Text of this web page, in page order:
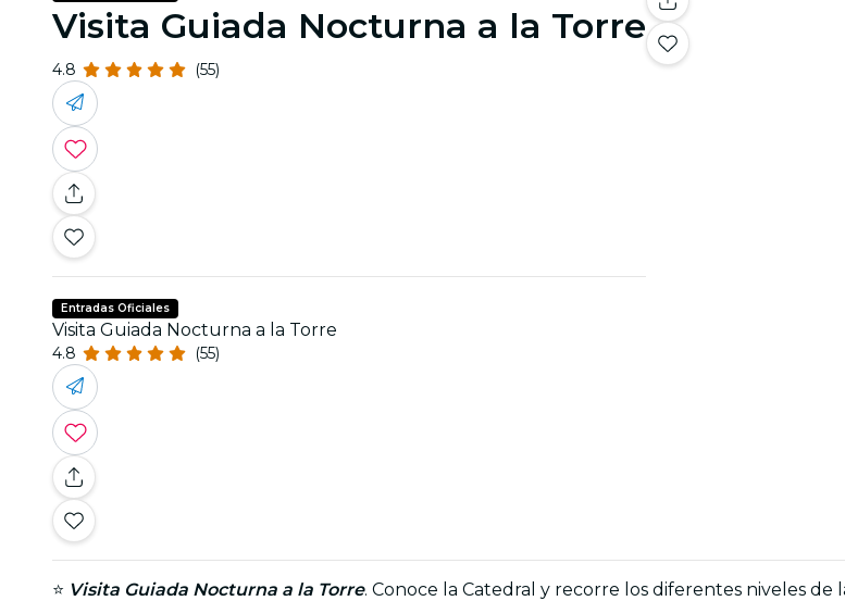
Visita Guiada Nocturna a la Torre
4.8 (55)
Entradas Oficiales
Visita Guiada Nocturna a la Torre
4.8 (55)
⭐ Visita Guiada Nocturna a la Torre. Conoce la Catedral y recorre los diferentes niveles